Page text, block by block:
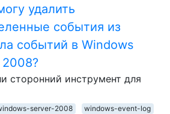
удалить
события из
событий в Windows
сторонний инструмент для
server-2008 windows-event-log